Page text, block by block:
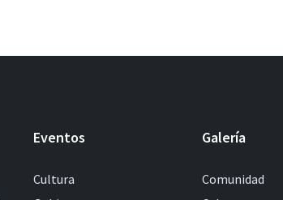
Eventos
Cultura
Galería
Comunidad